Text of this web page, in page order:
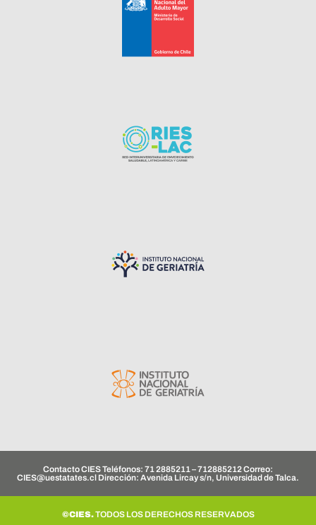
Contacto CIES Teléfonos: 71 2885211 – 712885212 Correo:
CIES@uestatates.cl Dirección: Avenida Lircay s/n, Universidad de Talca.
©CIES.TODOS LOS DERECHOS RESERVADOS